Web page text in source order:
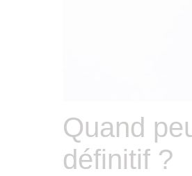
Quand
définitif ?